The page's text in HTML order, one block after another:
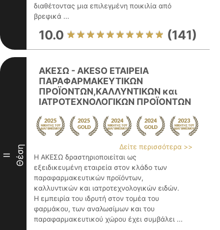
διαθέτοντας μια επιλεγμένη ποικιλία από
βρεφικά ...
10.0 (141)
II Θέση
ΑΚΕΣΩ - AKESO ΕΤΑΙΡΕΙΑ
ΠΑΡΑΦΑΡΜΑΚΕΥΤΙΚΩΝ
ΠΡΟΪΟΝΤΩΝ,ΚΑΛΛΥΝΤΙΚΩΝ και
ΙΑΤΡΟΤΕΧΝΟΛΟΓΙΚΩΝ ΠΡΟΪΟΝΤΩΝ
Δείτε περισσότερα >>
Η ΑΚΕΣΩ δραστηριοποιείται ως
εξειδικευμένη εταιρεία στον κλάδο των
παραφαρμακευτικών προϊόντων,
καλλυντικών και ιατροτεχνολογικών ειδών.
Η εμπειρία του ιδρυτή στον τομέα του
φαρμάκου, των αναλωσίμων και του
παραφαρμακευτικού χώρου έχει συμβάλει ...